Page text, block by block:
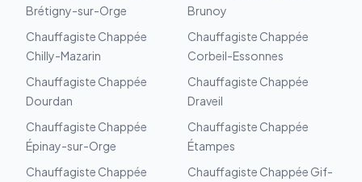
Brétigny-sur-Orge
Brunoy
Chauffagiste Chappée
Chilly-Mazarin
Chauffagiste Chappée
Corbeil-Essonnes
Chauffagiste Chappée
Dourdan
Chauffagiste Chappée
Draveil
Chauffagiste Chappée
Épinay-sur-Orge
Chauffagiste Chappée
Étampes
Chauffagiste Chappée
Chauffagiste Chappée Gif-